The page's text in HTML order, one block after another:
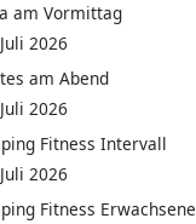
am Vormittag
2026
am Abend
2026
Fitness Intervall
2026
Fitness Erwachsene